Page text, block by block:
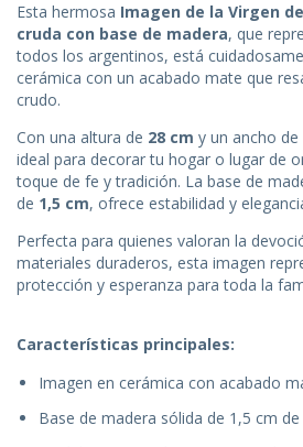
Esta hermosa Imagen de la Virgen
cruda con base de madera, que
todos los argentinos, está
cerámica con un acabado mate que
crudo.
Con una altura de 28 cm y un ancho de
ideal para decorar tu hogar o lugar de
toque de fe y tradición. La base de
de 1,5 cm, ofrece estabilidad y
Perfecta para quienes valoran la
materiales duraderos, esta imagen
protección y esperanza para toda la
Características principales:
Imagen en cerámica con acabado
Base de madera sólida de 1,5 cm